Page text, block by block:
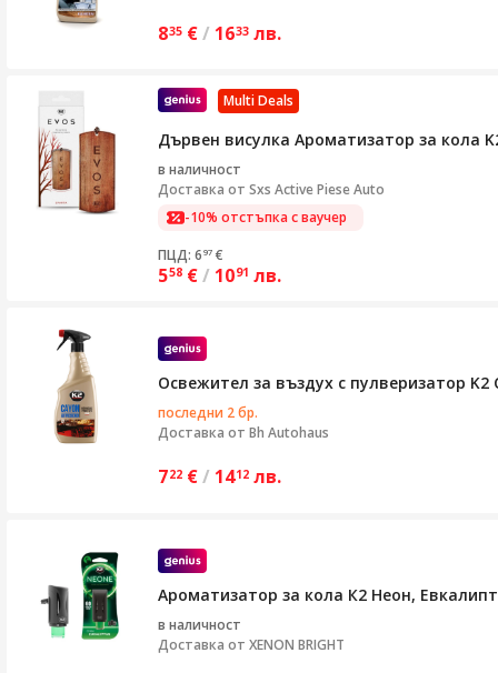
835 €/ 1633 лв.
Multi Deals
Дървен висулка Ароматизатор за кола
в наличност
Доставка от Sxs Active Piese Auto
-10% отстъпка с ваучер
ПЦД: 6 97 €
558 €/ 1091 лв.
Освежител за въздух с пулверизатор K2
последни 2 бр.
Доставка от Bh Autohaus
722 €/ 1412 лв.
Ароматизатор за кола К2 Неон,
в наличност
Доставка от XENON BRIGHT